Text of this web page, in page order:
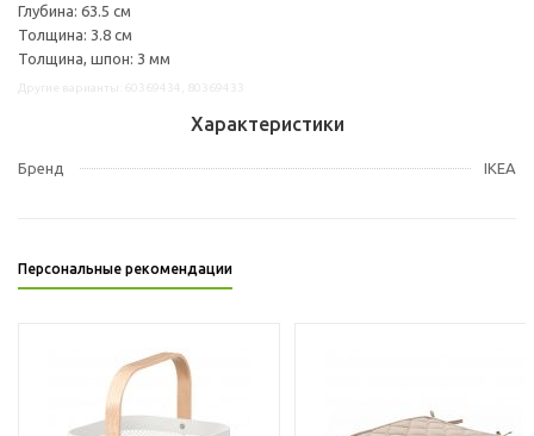
Глубина: 63.5 см
Толщина: 3.8 см
Толщина, шпон: 3 мм
Характеристики
Бренд IKEA
Персональные рекомендации